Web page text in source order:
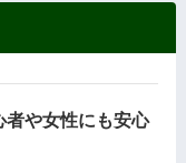
者や女性にも安心